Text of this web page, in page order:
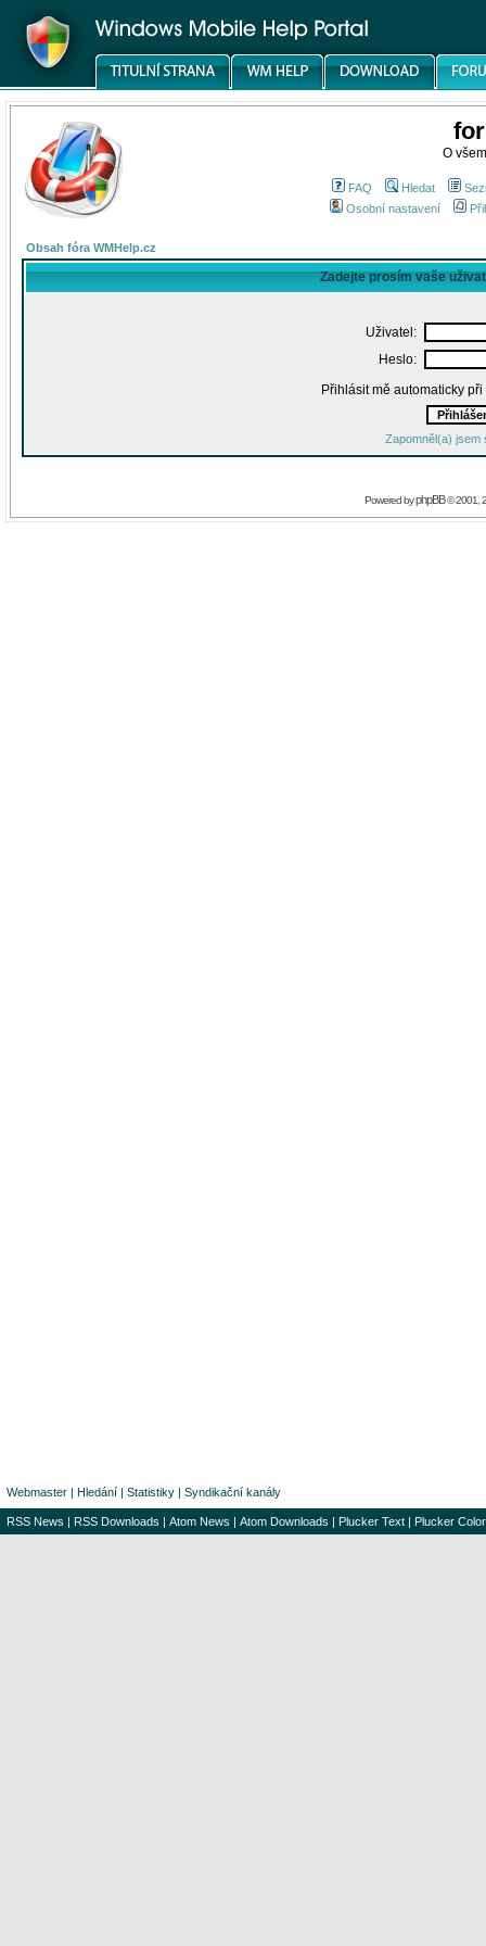
O
FAQ Hledat
Osobní nastavení
Obsah fóra WMHelp.cz
Zadejte prosím vaše
Uživatel:
Heslo:
Přihlásit mě automaticky
Zapomněl(a) jsem
Powered byphpBB© 2001,
Webmaster | Hledání | Statistiky | Syndikační kanály
RSS News | RSS Downloads | Atom News | Atom Downloads | Plucker Text | Plucker Color